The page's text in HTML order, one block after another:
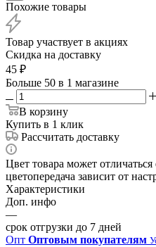
Похожие товары
Товар участвует в акциях
Скидка на доставку
45 ₽
Больше 50 в 1 магазине
В корзину
Купить в 1 клик
Рассчитать доставку
Цвет товара может
цветопередача зависит от
Характеристики
Доп. инфо
—
срок отгрузки до 7 дней
Опт Оптовым покупателям